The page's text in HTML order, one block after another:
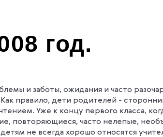
год.
и заботы, ожидания и часто
правило, дети родителей -
Уже к концу первого класса,
повторяющиеся, часто нелепые,
не всегда хорошо относятся